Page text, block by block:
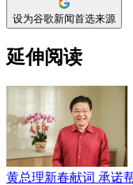
设为谷歌新闻首选来源
延伸阅读
黄总理新春献词 承诺